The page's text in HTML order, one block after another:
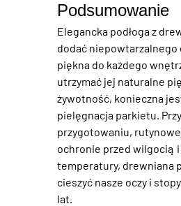
Podsumowanie
Elegancka podłoga z
dodać niepowtarzalnego
piękna do każdego
utrzymać jej naturalne
żywotność, konieczna
pielęgnacja parkietu.
przygotowaniu,
ochronie przed wilgocią i
temperatury, drewniana
cieszyć nasze oczy i
lat.